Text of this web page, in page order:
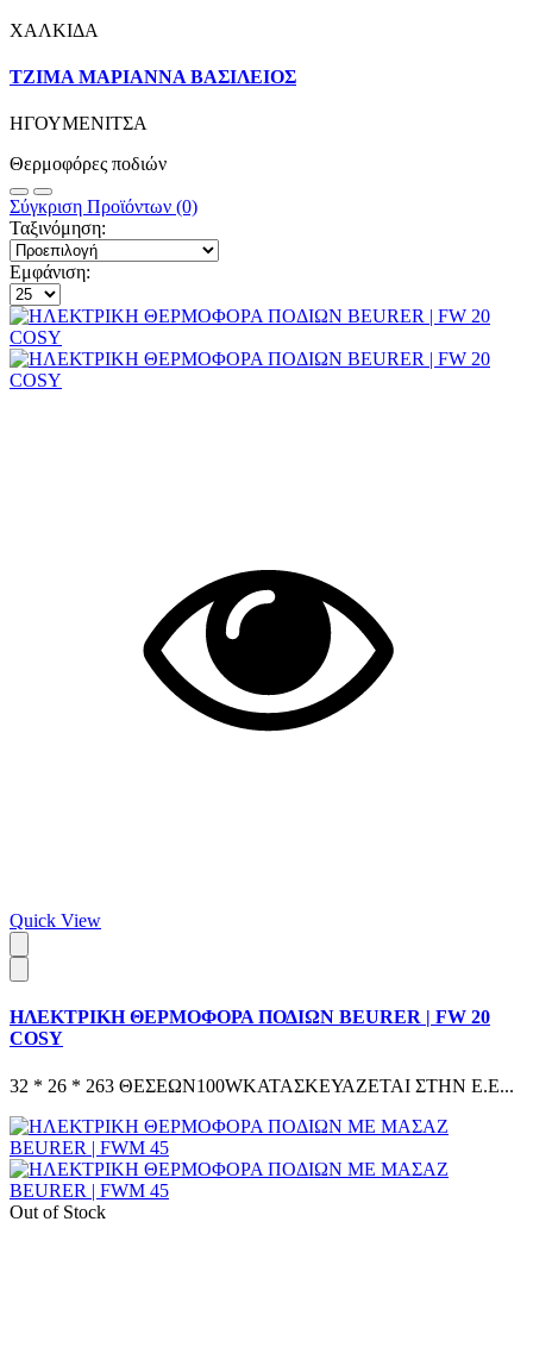
ΧΑΛΚΙΔΑ
ΤΖΙΜΑ ΜΑΡΙΑΝΝΑ ΒΑΣΙΛΕΙΟΣ
ΗΓΟΥΜΕΝΙΤΣΑ
Θερμοφόρες ποδιών
Σύγκριση Προϊόντων (0)
Ταξινόμηση:
Εμφάνιση:
Quick View
ΗΛΕΚΤΡΙΚΗ ΘΕΡΜΟΦΟΡΑ ΠΟΔΙΩΝ BEURER | FW 20
COSY
32 * 26 * 263 ΘΕΣΕΩΝ100WΚΑΤΑΣΚΕΥΑΖΕΤΑΙ ΣΤΗΝ Ε.Ε...
Out of Stock